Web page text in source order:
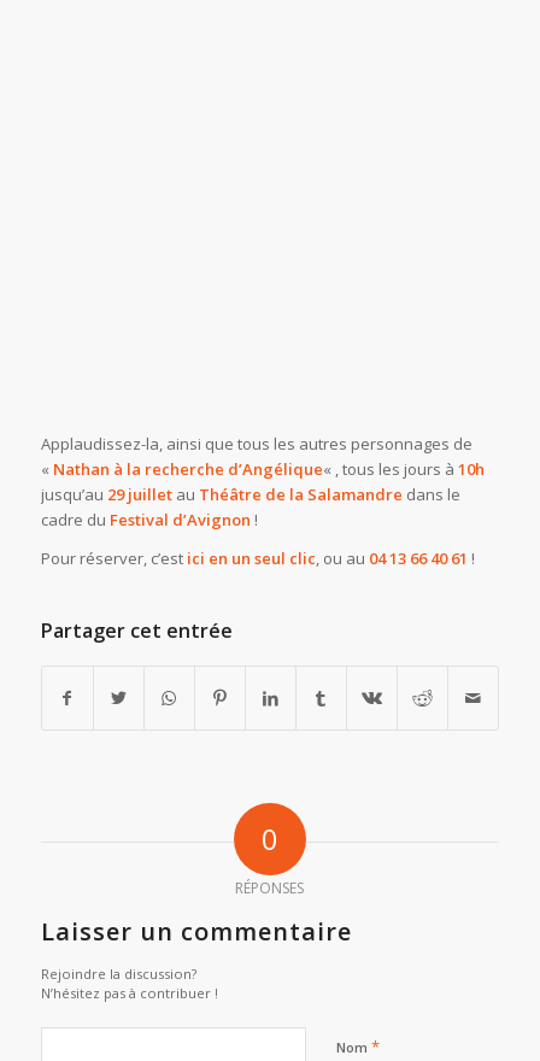
Applaudissez-la, ainsi que tous les autres personnages de
« Nathan à la recherche d’Angélique« , tous les jours à 10h
jusqu’au 29 juillet au Théâtre de la Salamandre dans le
cadre du Festival d’Avignon !
Pour réserver, c’est ici en un seul clic, ou au 04 13 66 40 61 !
Partager cet entrée
0
RÉPONSES
Laisser un commentaire
Rejoindre la discussion?
N’hésitez pas à contribuer !
Nom *